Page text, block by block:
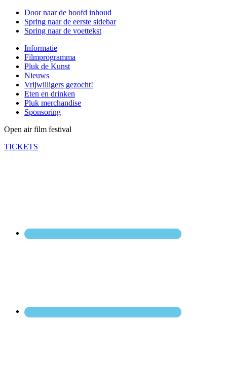
Door naar de hoofd inhoud
Spring naar de eerste sidebar
Spring naar de voettekst
Informatie
Filmprogramma
Pluk de Kunst
Nieuws
Vrijwilligers gezocht!
Eten en drinken
Pluk merchandise
Sponsoring
Open air film festival
TICKETS